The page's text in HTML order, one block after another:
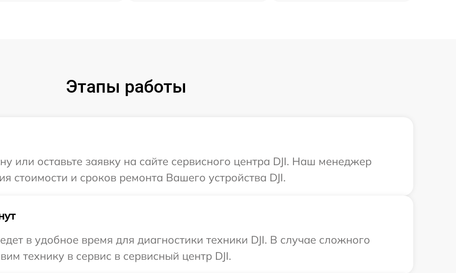
Этапы работы
или оставьте заявку на сайте сервисного центра DJI. Наш менеджер
стоимости и сроков ремонта Вашего устройства DJI.
в удобное время для диагностики техники DJI. В случае сложного
технику в сервис в сервисный центр DJI.